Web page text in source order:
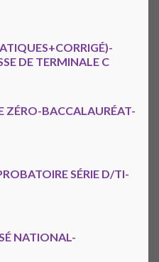
DE TERMINALE C
BACCALAURÉAT-
SÉRIE D/TI-
NATIONAL-